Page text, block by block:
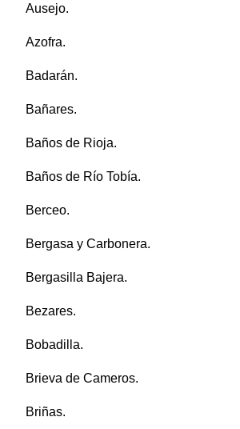
Ausejo.
Azofra.
Badarán.
Bañares.
Baños de Rioja.
Baños de Río Tobía.
Berceo.
Bergasa y Carbonera.
Bergasilla Bajera.
Bezares.
Bobadilla.
Brieva de Cameros.
Briñas.